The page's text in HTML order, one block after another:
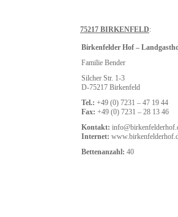
75217 BIRKENFELD:
Birkenfelder Hof –
Familie Bender
Silcher Str. 1-3
D-75217 Birkenfeld
Tel.: +49 (0) 7231 – 47 19 44
Fax: +49 (0) 7231 – 28 13 46
Kontakt:
Internet:
Bettenanzahl: 40